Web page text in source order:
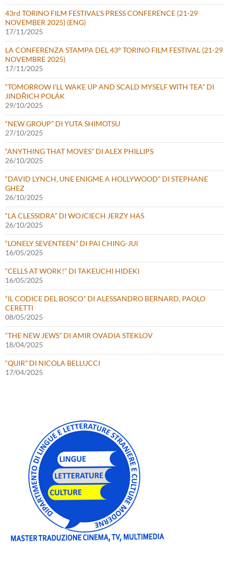
43rd TORINO FILM FESTIVAL’S PRESS CONFERENCE (21-29
NOVEMBER 2025) (ENG)
17/11/2025
LA CONFERENZA STAMPA DEL 43° TORINO FILM FESTIVAL (21-29
NOVEMBRE 2025)
17/11/2025
“TOMORROW I’LL WAKE UP AND SCALD MYSELF WITH TEA” DI
JINDŘICH POLÁK
29/10/2025
“NEW GROUP” DI YUTA SHIMOTSU
27/10/2025
“ANYTHING THAT MOVES” DI ALEX PHILLIPS
26/10/2025
“DAVID LYNCH, UNE ENIGME A HOLLYWOOD” DI STEPHANE
GHEZ
26/10/2025
“LA CLESSIDRA” DI WOJCIECH JERZY HAS
26/10/2025
“LONELY SEVENTEEN” DI PAI CHING-JUI
16/05/2025
“CELLS AT WORK!” DI TAKEUCHI HIDEKI
16/05/2025
“IL CODICE DEL BOSCO” DI ALESSANDRO BERNARD, PAOLO
CERETTI
08/05/2025
“THE NEW JEWS” DI AMIR OVADIA STEKLOV
18/04/2025
“QUIR” DI NICOLA BELLUCCI
17/04/2025